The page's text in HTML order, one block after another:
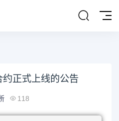
正式上线的公告
118